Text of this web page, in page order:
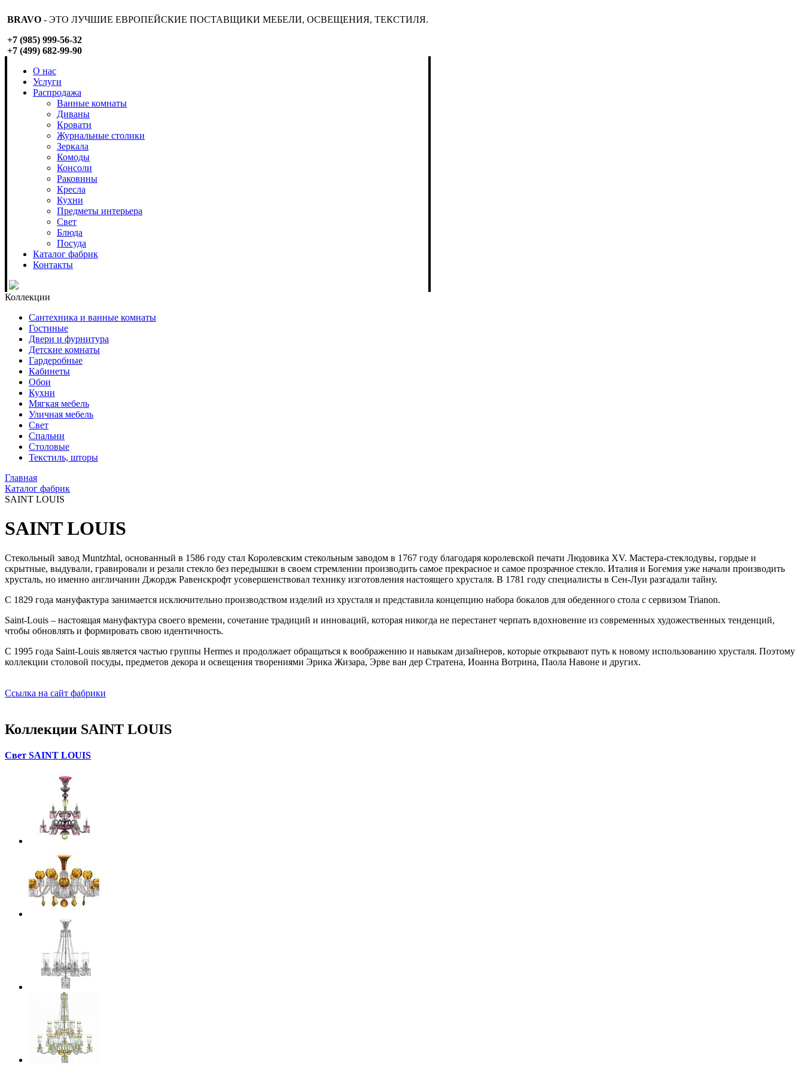
BRAVO - ЭТО ЛУЧШИЕ ЕВРОПЕЙСКИЕ ПОСТАВЩИКИ МЕБЕЛИ, ОСВЕЩЕНИЯ, ТЕКСТИЛЯ.
+7 (985) 999-56-32
+7 (499) 682-99-90
О нас
Услуги
Распродажа
Ванные комнаты
Диваны
Кровати
Журнальные столики
Зеркала
Комоды
Консоли
Раковины
Кресла
Кухни
Предметы интерьера
Свет
Блюда
Посуда
Каталог фабрик
Контакты
Коллекции
Сантехника и ванные комнаты
Гостиные
Двери и фурнитура
Детские комнаты
Гардеробные
Кабинеты
Обои
Кухни
Мягкая мебель
Уличная мебель
Свет
Спальни
Столовые
Текстиль, шторы
Главная
Каталог фабрик
SAINT LOUIS
SAINT LOUIS
Стекольный завод Muntzhtal, основанный в 1586 году стал Королевским стекольным заводом в 1767 году благодаря королевской печати Людовика XV. Мастера-стеклодувы, гордые и
скрытные, выдували, гравировали и резали стекло без передышки в своем стремлении производить самое прекрасное и самое прозрачное стекло. Италия и Богемия уже начали производить
хрусталь, но именно англичанин Джордж Равенскрофт усовершенствовал технику изготовления настоящего хрусталя. В 1781 году специалисты в Сен-Луи разгадали тайну.
С 1829 года мануфактура занимается исключительно производством изделий из хрусталя и представила концепцию набора бокалов для обеденного стола с сервизом Trianon.
Saint-Louis – настоящая мануфактура своего времени, сочетание традиций и инноваций, которая никогда не перестанет черпать вдохновение из современных художественных тенденций,
чтобы обновлять и формировать свою идентичность.
С 1995 года Saint-Louis является частью группы Hermes и продолжает обращаться к воображению и навыкам дизайнеров, которые открывают путь к новому использованию хрусталя. Поэтому
коллекции столовой посуды, предметов декора и освещения творениями Эрика Жизара, Эрве ван дер Стратена, Иоанна Вотрина, Паола Навоне и других.
Ссылка на сайт фабрики
Коллекции SAINT LOUIS
Свет SAINT LOUIS